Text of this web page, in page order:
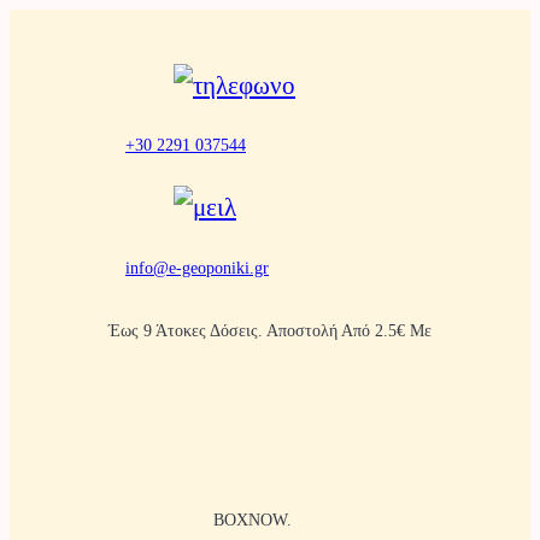
+30 2291 037544
info@e-geoponiki.gr
Έως 9 Άτοκες Δόσεις. Αποστολή Από 2.5€ Με
BOXNOW.